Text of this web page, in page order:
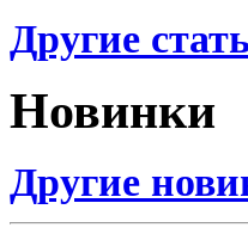
Другие
Новинки
Другие